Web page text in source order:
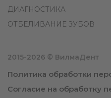
ДИАГНОСТИКА
ОТБЕЛИВАНИЕ ЗУБОВ
2015-2026 © ВилмаДент
Политика обработки
Согласие на обработку